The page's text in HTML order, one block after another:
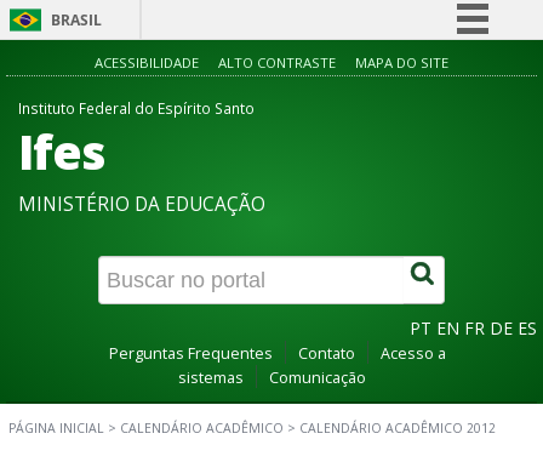
BRASIL
Simplifique!
Canais
ACESSIBILIDADE ALTO CONTRASTE MAPA DO SITE
Instituto Federal do Espírito Santo
Ifes
MINISTÉRIO DA EDUCAÇÃO
PT EN FR DE ES
Perguntas Frequentes Contato
Acesso a
sistemas
Comunicação
PÁGINA INICIAL > CALENDÁRIO ACADÊMICO > CALENDÁRIO ACADÊMICO 2012